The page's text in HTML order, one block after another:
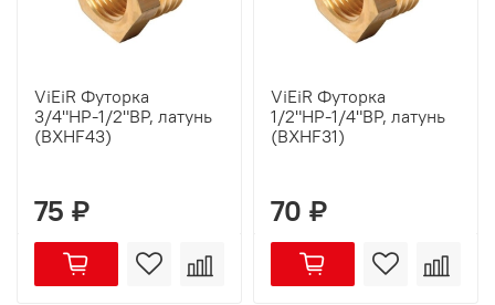
ViEiR Футорка
3/4"НР-1/2"ВР, латунь
(BXHF43)
75 ₽
ViEiR Футорка
1/2"НР-1/4"ВР, латунь
(BXHF31)
70 ₽